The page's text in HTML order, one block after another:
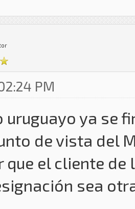
PM
uruguayo ya se
de vista del
que el cliente
sea